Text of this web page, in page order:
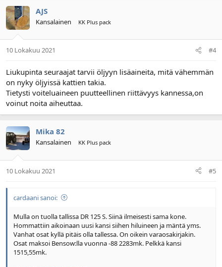
AJS
Kansalainen KK Plus pack
10 Lokakuu 2021 #4
Liukupinta seuraajat tarvii öljyyn lisäaineita, mitä vähemmän
on nyky öljyissä kattien takia.
Tietysti voiteluaineen puutteellinen riittävyys kannessa,on
voinut noita aiheuttaa.
Mika 82
Kansalainen KK Plus pack
10 Lokakuu 2021 #5
cardaani sanoi:
Mulla on tuolla tallissa DR 125 S. Siinä ilmeisesti sama kone.
Hommattiin aikoinaan uusi kansi siihen hiluineen ja mäntä yms.
Vanhat osat kyllä pitäis olla tallessa. On oikein varaosakirjakin.
Osat maksoi Bensow:lla vuonna -88 2283mk. Pelkkä kansi
1515,55mk.